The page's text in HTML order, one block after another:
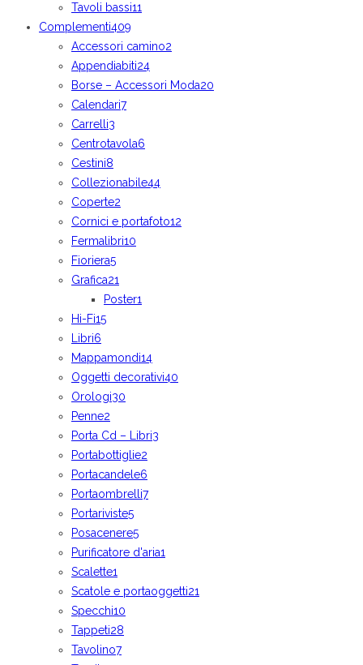
Tavoli bassi11
Complementi409
Accessori camino2
Appendiabiti24
Borse – Accessori Moda20
Calendari7
Carrelli3
Centrotavola6
Cestini8
Collezionabile44
Coperte2
Cornici e portafoto12
Fermalibri10
Fioriera5
Grafica21
Poster1
Hi-Fi15
Libri6
Mappamondi14
Oggetti decorativi40
Orologi30
Penne2
Porta Cd – Libri3
Portabottiglie2
Portacandele6
Portaombrelli7
Portariviste5
Posacenere5
Purificatore d'aria1
Scalette1
Scatole e portaoggetti21
Specchi10
Tappeti28
Tavolino7